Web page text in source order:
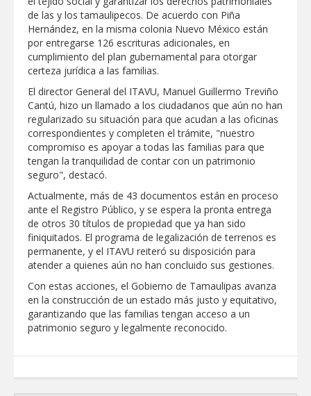
Destacó Alcalde Carlos Peña Ortiz
respuesta inmediata de servicios
municipales ante tormenta
La UAT, Gobierno del Estado y
ganaderos consolidan proyecto “Carne
Tam
GOBIERNO MUNICIPAL INVITA A
CAMPAÑA DE TAMIZAJE AUDITIVO
GRATUITO PARA RECIÉN NACIDOS EN
CLÍNICA UNE NUEVA ERA
"Mamá Luchona", acompañado por la
Senadora Maki Esther Ortiz Domínguez
Intensificó Municipio programa de
bacheo en cuatro colonias de Reynosa
de las y los tamaulipecos. De acuerdo con Piña
Hernández, en la misma colonia Nuevo México están
por entregarse 126 escrituras adicionales, en
cumplimiento del plan gubernamental para otorgar
certeza jurídica a las familias.
El director General del ITAVU, Manuel Guillermo Treviño
Cantú, hizo un llamado a los ciudadanos que aún no han
regularizado su situación para que acudan a las oficinas
correspondientes y completen el trámite, "nuestro
compromiso es apoyar a todas las familias para que
tengan la tranquilidad de contar con un patrimonio
seguro", destacó.
Actualmente, más de 43 documentos están en proceso
ante el Registro Público, y se espera la pronta entrega
de otros 30 títulos de propiedad que ya han sido
finiquitados. El programa de legalización de terrenos es
permanente, y el ITAVU reiteró su disposición para
atender a quienes aún no han concluido sus gestiones.
Con estas acciones, el Gobierno de Tamaulipas avanza
en la construcción de un estado más justo y equitativo,
garantizando que las familias tengan acceso a un
patrimonio seguro y legalmente reconocido.